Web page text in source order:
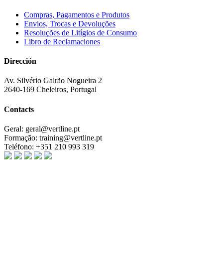
Compras, Pagamentos e Produtos
Envios, Trocas e Devoluções
Resoluções de Litígios de Consumo
Libro de Reclamaciones
Dirección
Av. Silvério Galrão Nogueira 2
2640-169 Cheleiros, Portugal
Contacts
Geral: geral@vertline.pt
Formação: training@vertline.pt
Teléfono: +351 210 993 319